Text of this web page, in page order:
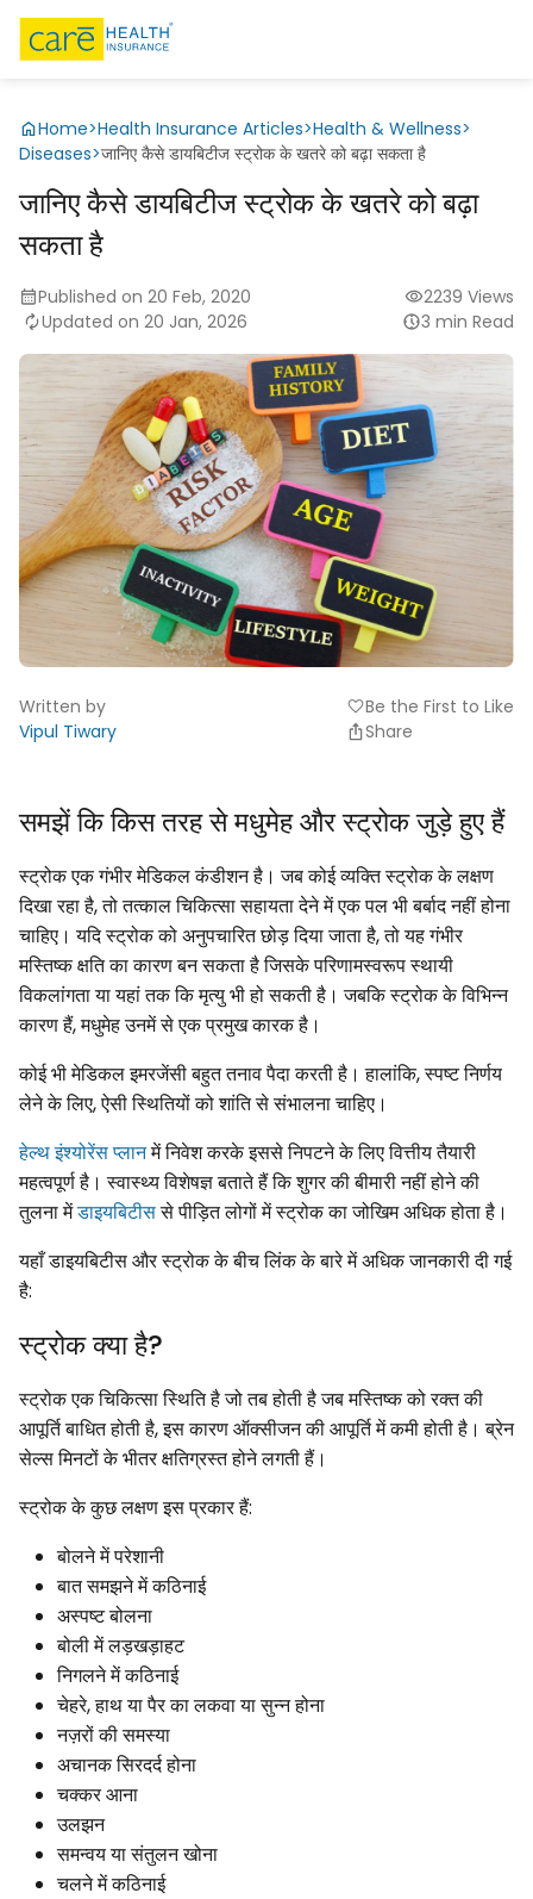
Home>Health Insurance Articles>Health & Wellness>
Diseases>जानिए कैसे डायबिटीज स्ट्रोक के खतरे को बढ़ा सकता है
जानिए कैसे डायबिटीज स्ट्रोक के खतरे को बढ़ा
सकता है
Published on 20 Feb, 2020
Updated on 20 Jan, 2026
2239 Views
3 min Read
Written by
Vipul Tiwary
favoriteBe the First to Like
Share
समझें कि किस तरह से मधुमेह और स्ट्रोक जुड़े हुए हैं
स्ट्रोक एक गंभीर मेडिकल कंडीशन है। जब कोई व्यक्ति स्ट्रोक के लक्षण
दिखा रहा है, तो तत्काल चिकित्सा सहायता देने में एक पल भी बर्बाद नहीं होना
चाहिए। यदि स्ट्रोक को अनुपचारित छोड़ दिया जाता है, तो यह गंभीर
मस्तिष्क क्षति का कारण बन सकता है जिसके परिणामस्वरूप स्थायी
विकलांगता या यहां तक कि मृत्यु भी हो सकती है। जबकि स्ट्रोक के विभिन्न
कारण हैं, मधुमेह उनमें से एक प्रमुख कारक है।
कोई भी मेडिकल इमरजेंसी बहुत तनाव पैदा करती है। हालांकि, स्पष्ट निर्णय
लेने के लिए, ऐसी स्थितियों को शांति से संभालना चाहिए।
हेल्थ इंश्योरेंस प्लानमें निवेश करके इससे निपटने के लिए वित्तीय तैयारी
महत्वपूर्ण है। स्वास्थ्य विशेषज्ञ बताते हैं कि शुगर की बीमारी नहीं होने की
तुलना मेंडाइयबिटीससे पीड़ित लोगों में स्ट्रोक का जोखिम अधिक होता है।
यहाँ डाइयबिटीस और स्ट्रोक के बीच लिंक के बारे में अधिक जानकारी दी गई
है:
स्ट्रोक क्या है?
स्ट्रोक एक चिकित्सा स्थिति है जो तब होती है जब मस्तिष्क को रक्त की
आपूर्ति बाधित होती है, इस कारण ऑक्सीजन की आपूर्ति में कमी होती है। ब्रेन
सेल्स मिनटों के भीतर क्षतिग्रस्त होने लगती हैं।
स्ट्रोक के कुछ लक्षण इस प्रकार हैं:
बोलने में परेशानी
बात समझने में कठिनाई
अस्पष्ट बोलना
बोली में लड़खड़ाहट
निगलने में कठिनाई
चेहरे, हाथ या पैर का लकवा या सुन्न होना
नज़रों की समस्या
अचानक सिरदर्द होना
चक्कर आना
उलझन
समन्वय या संतुलन खोना
चलने में कठिनाई